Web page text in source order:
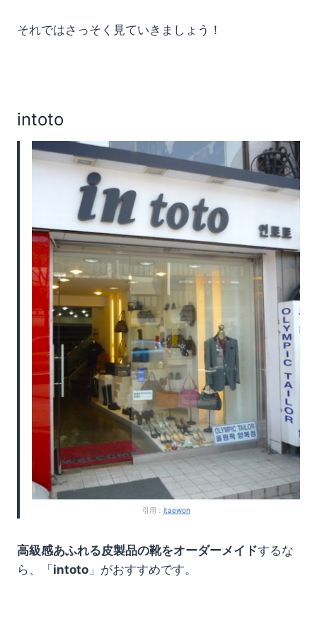
それではさっそく見ていきましょう！
intoto
引用： itaewon
高級感あふれる皮製品の靴をオーダーメイドするな
ら、「 intoto 」がおすすめです。